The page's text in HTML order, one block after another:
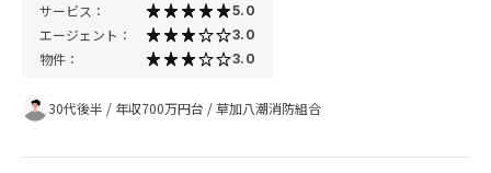
サービス： 5.0
エージェント： 3.0
物件： 3.0
30代後半 / 年収700万円台 /草加八潮消防組合